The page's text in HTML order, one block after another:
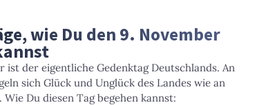
wie Du den 9. November
ist der eigentliche Gedenktag Deutschlands. An
sich Glück und Unglück des Landes wie an
Du diesen Tag begehen kannst: